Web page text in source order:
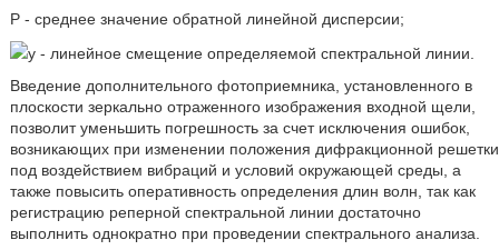
P - среднее значение обратной линейной дисперсии;
y - линейное смещение определяемой спектральной линии.
Введение дополнительного фотоприемника, установленного в
плоскости зеркально отраженного изображения входной щели,
позволит уменьшить погрешность за счет исключения ошибок,
возникающих при изменении положения дифракционной решетки
под воздействием вибраций и условий окружающей среды, а
также повысить оперативность определения длин волн, так как
регистрацию реперной спектральной линии достаточно
выполнить однократно при проведении спектрального анализа.